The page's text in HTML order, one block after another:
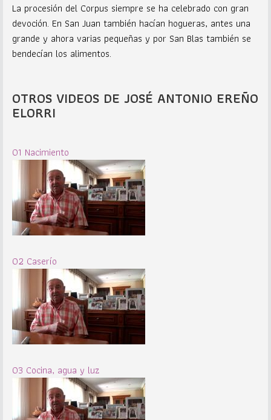
La procesión del Corpus siempre se ha celebrado con gran
devoción. En San Juan también hacían hogueras, antes una
grande y ahora varias pequeñas y por San Blas también se
bendecían los alimentos.
OTROS VIDEOS DE JOSÉ ANTONIO EREÑO
ELORRI
01 Nacimiento
02 Caserío
03 Cocina, agua y luz